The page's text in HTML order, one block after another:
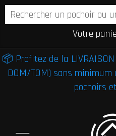
Votre
📦 Profitez de la LIVRAISON
DOM/TOM) sans
pochoirs